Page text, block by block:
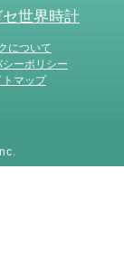
世界時計
について
シーポリシー
トマップ